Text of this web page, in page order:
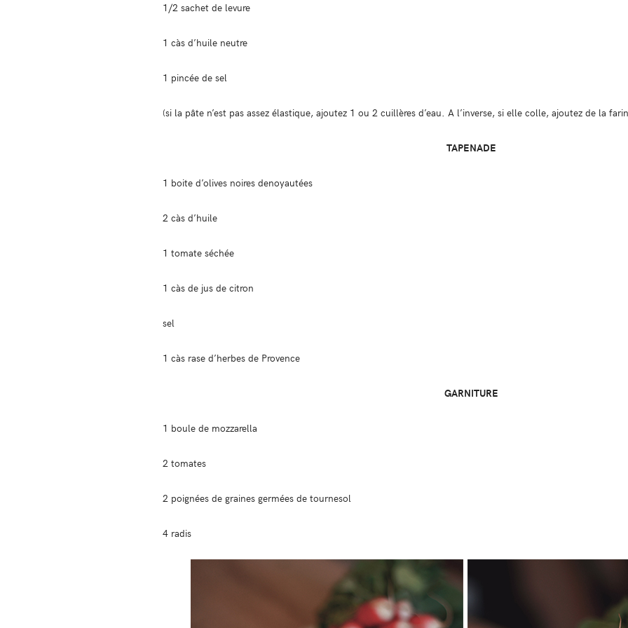
1/2 sachet de levure
1 càs d’huile neutre
1 pincée de sel
(si la pâte n’est pas assez élastique, ajoutez 1 ou 2 cuillères d’eau. A l’inverse, si elle colle, ajoutez de la
TAPENADE
1 boite d’olives noires denoyautées
2 càs d’huile
1 tomate séchée
1 càs de jus de citron
sel
1 càs rase d’herbes de Provence
GARNITURE
1 boule de mozzarella
2 tomates
2 poignées de graines germées de tournesol
4 radis